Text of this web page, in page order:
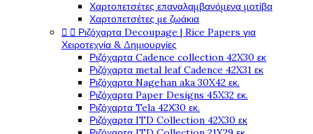
Χαρτοπετσέτες επαναλαμβανόμενα μοτίβα
Χαρτοπετσέτες με ζωάκια
  Ριζόχαρτα Decoupage | Rice Papers για
Χειροτεχνία & Δημιουργίες
Ριζόχαρτα Cadence collection 42X30 εκ
Ριζόχαρτα metal leaf Cadence 42X31 εκ
Ριζόχαρτα Nagehan aka 30X42 εκ.
Ριζόχαρτα Paper Designs 45X32 εκ.
Ριζόχαρτα Tela 42Χ30 εκ.
Ριζόχαρτα ITD Collection 42X30 εκ